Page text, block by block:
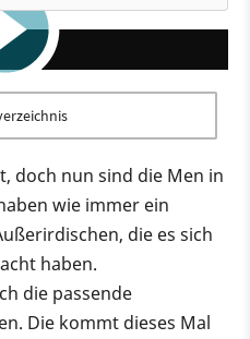
1:12
doch nun sind die Men in
wie immer ein
die es sich
haben.
die passende
Die kommt dieses Mal